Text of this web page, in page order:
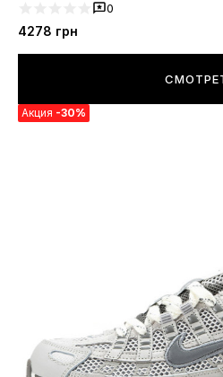
0
4278 грн
Акция -30%